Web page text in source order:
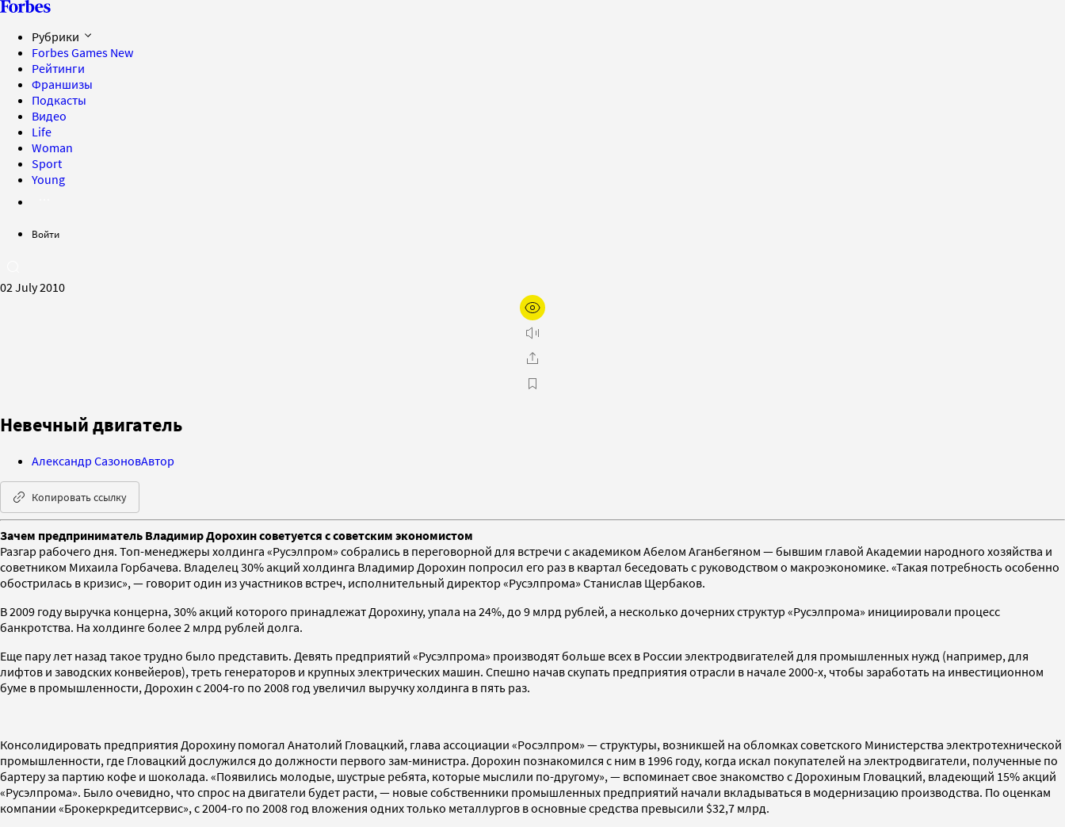
Рубрики
Forbes Games New
Рейтинги
Франшизы
Подкасты
Видео
Life
Woman
Sport
Young
Войти
02 July 2010
Невечный двигатель
Александр СазоновАвтор
Копировать ссылку
Зачем предприниматель Владимир Дорохин советуется с советским экономистом
Разгар рабочего дня. Топ-менеджеры холдинга «Русэлпром» собрались в переговорной для встречи с академиком Абелом Аганбегяном — бывшим главой Академии народного хозяйства и
советником Михаила Горбачева. Владелец 30% акций холдинга Владимир Дорохин попросил его раз в квартал беседовать с руководством о макроэкономике. «Такая потребность особенно
обострилась в кризис», — говорит один из участников встреч, исполнительный директор «Русэлпрома» Станислав Щербаков.
В 2009 году выручка концерна, 30% акций которого принадлежат Дорохину, упала на 24%, до 9 млрд рублей, а несколько дочерних структур «Русэлпрома» инициировали процесс
банкротства. На холдинге более 2 млрд рублей долга.
Еще пару лет назад такое трудно было представить. Девять предприятий «Русэлпрома» производят больше всех в России электродвигателей для промышленных нужд (например, для
лифтов и заводских конвейеров), треть генераторов и крупных электрических машин. Спешно начав скупать предприятия отрасли в начале 2000-х, чтобы заработать на инвестиционном
буме в промышленности, Дорохин с 2004-го по 2008 год увеличил выручку холдинга в пять раз.
Консолидировать предприятия Дорохину помогал Анатолий Гловацкий, глава ассоциации «Росэлпром» — структуры, возникшей на обломках советского Министерства электротехнической
промышленности, где Гловацкий дослужился до должности первого зам-министра. Дорохин познакомился с ним в 1996 году, когда искал покупателей на электродвигатели, полученные по
бартеру за партию кофе и шоколада. «Появились молодые, шустрые ребята, которые мыслили по-другому», — вспоминает свое знакомство с Дорохиным Гловацкий, владеющий 15% акций
«Русэлпрома». Было очевидно, что спрос на двигатели будет расти, — новые собственники промышленных предприятий начали вкладываться в модернизацию производства. По оценкам
компании «Брокеркредитсервис», с 2004-го по 2008 год вложения одних только металлургов в основные средства превысили $32,7 млрд.